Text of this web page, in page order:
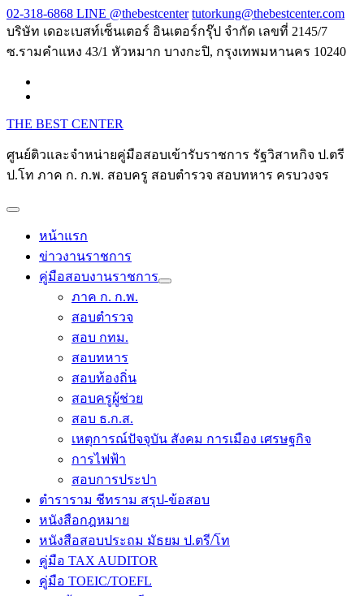
Skip
to
02-318-6868 LINE @thebestcenter tutorkung@thebestcenter.com
บริษัท เดอะเบสท์เซ็นเตอร์ อินเตอร์กรุ๊ป จำกัด เลขที่ 2145/7
ซ.รามคำแหง 43/1 หัวหมาก บางกะปิ, กรุงเทพมหานคร 10240
THE BEST CENTER
ศูนย์ติวและจำหน่ายคู่มือสอบเข้ารับราชการ รัฐวิสาหกิจ ป.ตรี
ป.โท ภาค ก. ก.พ. สอบครู สอบตำรวจ สอบทหาร ครบวงจร
หน้าแรก
ข่าวงานราชการ
คู่มือสอบงานราชการ
ภาค ก. ก.พ.
สอบตำรวจ
สอบ กทม.
สอบทหาร
สอบท้องถิ่น
สอบครูผู้ช่วย
สอบ ธ.ก.ส.
เหตุการณ์ปัจจุบัน สังคม การเมือง เศรษฐกิจ
การไฟฟ้า
สอบการประปา
ตำราราม ชีทราม สรุป-ข้อสอบ
หนังสือกฎหมาย
หนังสือสอบประถม มัธยม ป.ตรี/โท
คู่มือ TAX AUDITOR
คู่มือ TOEIC/TOEFL